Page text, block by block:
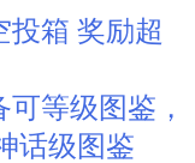
投箱 奖励超
可等级图鉴，
话级图鉴